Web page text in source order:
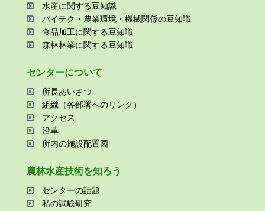
⽔産に関する⾖知識
バイテク・農業環境・機械関係の⾖知識
⾷品加⼯に関する⾖知識
森林林業に関する⾖知識
センターについて
所⻑あいさつ
組織（各部署へのリンク）
アクセス
沿⾰
所内の施設配置図
農林⽔産技術を知ろう
センターの話題
私の試験研究